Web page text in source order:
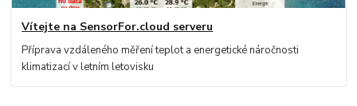
Vítejte na SensorFor.cloud serveru
Příprava vzdáleného měření teplot a energetické náročnosti
klimatizací v letním letovisku